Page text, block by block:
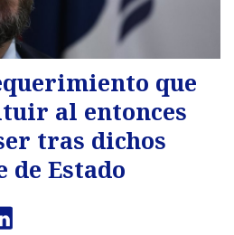
que
al entonces
tras dichos
de Estado